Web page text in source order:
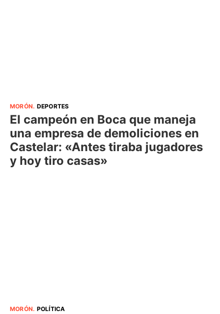
MORÓN. DEPORTES
El campeón en Boca que maneja
una empresa de demoliciones en
Castelar: «Antes tiraba jugadores
y hoy tiro casas»
MORÓN. POLÍTICA